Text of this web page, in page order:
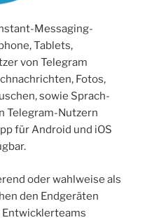
Messaging-
Tablets,
von Telegram
Fotos,
sowie Sprach-
Telegram-Nutzern
für Android und iOS
oder wahlweise als
den Endgeräten
Entwicklerteams